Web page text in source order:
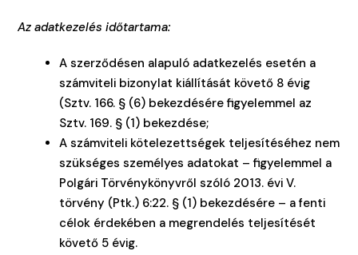
Az adatkezelés időtartama:
A szerződésen alapuló adatkezelés esetén a
számviteli bizonylat kiállítását követő 8 évig
(Sztv. 166. § (6) bekezdésére figyelemmel az
Sztv. 169. § (1) bekezdése;
A számviteli kötelezettségek teljesítéséhez nem
szükséges személyes adatokat – figyelemmel a
Polgári Törvénykönyvről szóló 2013. évi V.
törvény (Ptk.) 6:22. § (1) bekezdésére – a fenti
célok érdekében a megrendelés teljesítését
követő 5 évig.